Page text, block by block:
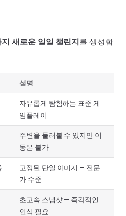
지 새로운 일일 챌린지를 생성합
설명
자유롭게 탐험하는 표준 게
임플레이
주변을 둘러볼 수 있지만 이
동은 불가
고정된 단일 이미지 — 전문
가 수준
초고속 스냅샷 — 즉각적인
인식 필요